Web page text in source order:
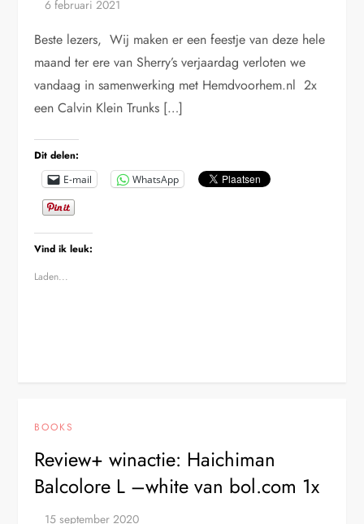
Beste lezers, Wij maken er een feestje van deze hele
maand ter ere van Sherry’s verjaardag verloten we
vandaag in samenwerking met Hemdvoorhem.nl 2x
een Calvin Klein Trunks […]
Dit delen:
E-mail WhatsApp
Vind ik leuk:
Laden...
BOOKS
Review+ winactie: Haichiman
Balcolore L –white van bol.com 1x